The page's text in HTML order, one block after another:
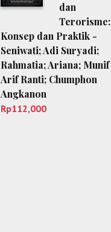
dan
Terorisme:
Konsep dan Praktik -
Seniwati; Adi Suryadi;
Rahmatia; Ariana; Munif
Arif Ranti; Chumphon
Angkanon
Rp112,000